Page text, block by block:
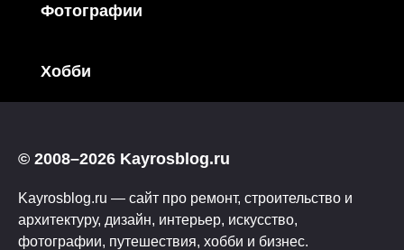
Фотографии
Хобби
© 2008–2026 Kayrosblog.ru
Kayrosblog.ru — сайт про ремонт, строительство и
архитектуру, дизайн, интерьер, искусство,
фотографии, путешествия, хобби и бизнес.